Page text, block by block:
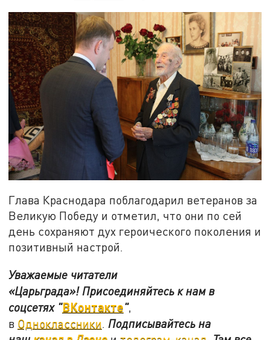
Глава Краснодара поблагодарил ветеранов за
Великую Победу и отметил, что они по сей
день сохраняют дух героического поколения и
позитивный настрой.
Уважаемые читатели
«Царьграда»! Присоединяйтесь к нам в
соцсетях "ВКонтакте",
в Одноклассники. Подписывайтесь на